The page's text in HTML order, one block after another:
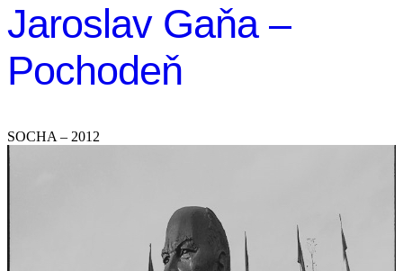
Jaroslav Gaňa –
Pochodeň
SOCHA – 2012